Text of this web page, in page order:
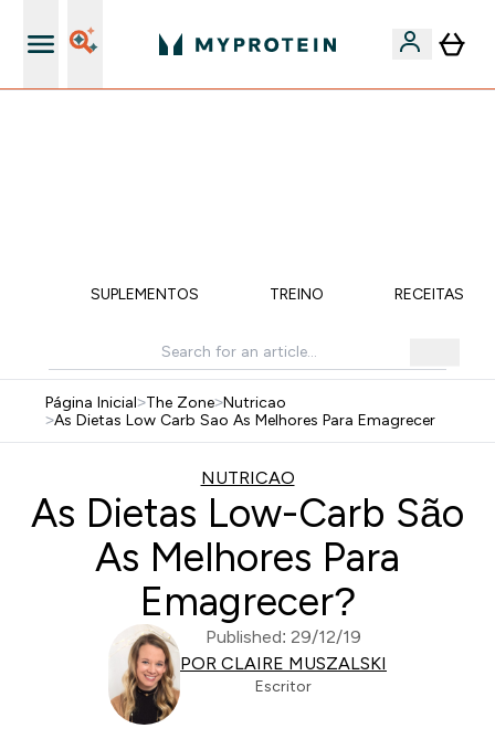
SUPLEMENTOS TREINO RECEITAS
Página Inicial>The Zone>Nutricao
>As Dietas Low Carb Sao As Melhores Para Emagrecer
NUTRICAO
As Dietas Low-Carb São
As Melhores Para
Emagrecer?
Published: 29/12/19
POR CLAIRE MUSZALSKI
Escritor